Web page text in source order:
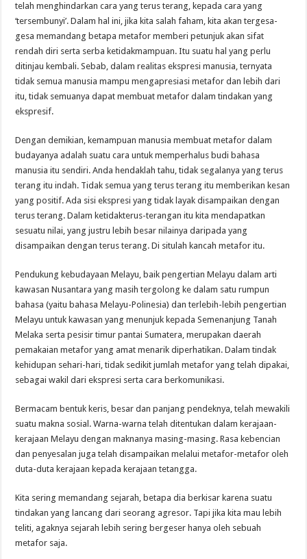
telah menghindarkan cara yang terus terang, kepada cara yang
‘tersembunyi’. Dalam hal ini, jika kita salah faham, kita akan tergesa-
gesa memandang betapa metafor memberi petunjuk akan sifat
rendah diri serta serba ketidakmampuan. Itu suatu hal yang perlu
ditinjau kembali. Sebab, dalam realitas ekspresi manusia, ternyata
tidak semua manusia mampu mengapresiasi metafor dan lebih dari
itu, tidak semuanya dapat membuat metafor dalam tindakan yang
ekspresif.
Dengan demikian, kemampuan manusia membuat metafor dalam
budayanya adalah suatu cara untuk memperhalus budi bahasa
manusia itu sendiri. Anda hendaklah tahu, tidak segalanya yang terus
terang itu indah. Tidak semua yang terus terang itu memberikan kesan
yang positif. Ada sisi ekspresi yang tidak layak disampaikan dengan
terus terang. Dalam ketidakterus-terangan itu kita mendapatkan
sesuatu nilai, yang justru lebih besar nilainya daripada yang
disampaikan dengan terus terang. Di situlah kancah metafor itu.
Pendukung kebudayaan Melayu, baik pengertian Melayu dalam arti
kawasan Nusantara yang masih tergolong ke dalam satu rumpun
bahasa (yaitu bahasa Melayu-Polinesia) dan terlebih-lebih pengertian
Melayu untuk kawasan yang menunjuk kepada Semenanjung Tanah
Melaka serta pesisir timur pantai Sumatera, merupakan daerah
pemakaian metafor yang amat menarik diperhatikan. Dalam tindak
kehidupan sehari-hari, tidak sedikit jumlah metafor yang telah dipakai,
sebagai wakil dari ekspresi serta cara berkomunikasi.
Bermacam bentuk keris, besar dan panjang pendeknya, telah mewakili
suatu makna sosial. Warna-warna telah ditentukan dalam kerajaan-
kerajaan Melayu dengan maknanya masing-masing. Rasa kebencian
dan penyesalan juga telah disampaikan melalui metafor-metafor oleh
duta-duta kerajaan kepada kerajaan tetangga.
Kita sering memandang sejarah, betapa dia berkisar karena suatu
tindakan yang lancang dari seorang agresor. Tapi jika kita mau lebih
teliti, agaknya sejarah lebih sering bergeser hanya oleh sebuah
metafor saja.